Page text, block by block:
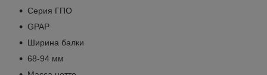
Серия ГПО
GPAP
Ширина балки
68-94 мм